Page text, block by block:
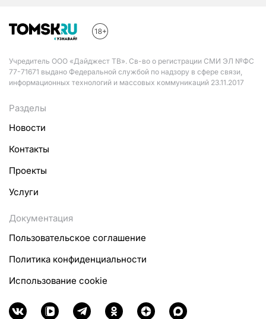
Учредитель ООО «Дайджест ТВ». Св-во о регистрации СМИ ЭЛ №ФС
77-71671 выдано Федеральной службой по надзору в сфере связи,
информационных технологий и массовых коммуникаций 23.11.2017
Разделы
Новости
Контакты
Проекты
Услуги
Документация
Пользовательское соглашение
Политика конфиденциальности
Использование cookie